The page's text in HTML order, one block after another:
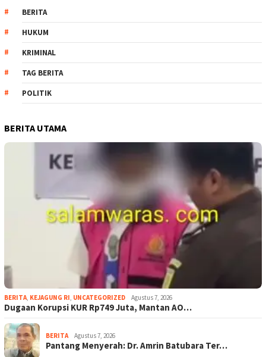
BERITA
HUKUM
KRIMINAL
TAG BERITA
POLITIK
BERITA UTAMA
BERITA, KEJAGUNG RI, UNCATEGORIZED Agustus 7, 2026
Dugaan Korupsi KUR Rp749 Juta, Mantan AO…
BERITA Agustus 7, 2026
Pantang Menyerah: Dr. Amrin Batubara Ter…